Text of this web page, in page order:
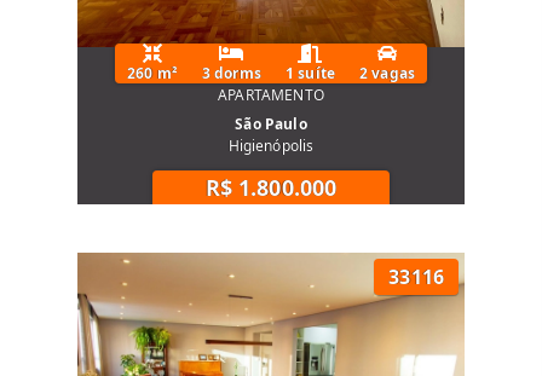
260 m² 3 dorms 1 suíte
2 vagas
APARTAMENTO
São Paulo
Higienópolis
R$ 1.800.000
33116